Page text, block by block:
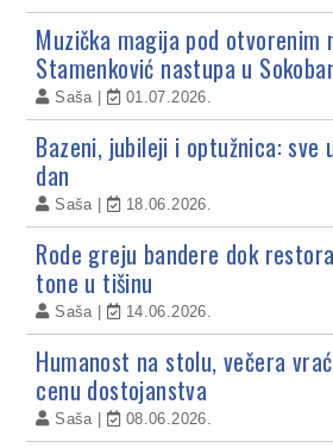
Muzička magija pod otvorenim
Stamenković nastupa u
Saša 01.07.2026.
Bazeni, jubileji i optužnica:
dan
Saša 18.06.2026.
Rode greju bandere dok
tone u tišinu
Saša 14.06.2026.
Humanost na stolu, večera
cenu dostojanstva
Saša 08.06.2026.